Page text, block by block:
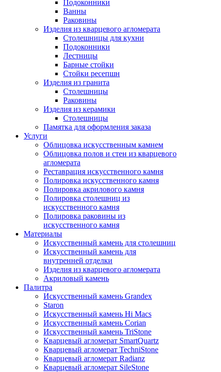
Подоконники
Ванны
Раковины
Изделия из кварцевого агломерата
Столешницы для кухни
Подоконники
Лестницы
Барные стойки
Стойки ресепшн
Изделия из гранита
Столешницы
Раковины
Изделия из керамики
Столешницы
Памятка для оформления заказа
Услуги
Облицовка искусственным камнем
Облицовка полов и стен из кварцевого
агломерата
Реставрация искусственного камня
Полировка искусственного камня
Полировка акрилового камня
Полировка столешниц из
искусственного камня
Полировка раковины из
искусственного камня
Материалы
Искусственный камень для столешниц
Искусственный камень для
внутренней отделки
Изделия из кварцевого агломерата
Акриловый камень
Палитра
Искусственный камень Grandex
Staron
Искусственный камень Hi Macs
Искусственный камень Corian
Искусственный камень TriStone
Кварцевый агломерат SmartQuartz
Кварцевый агломерат TechniStone
Кварцевый агломерат Radianz
Кварцевый агломерат SileStone